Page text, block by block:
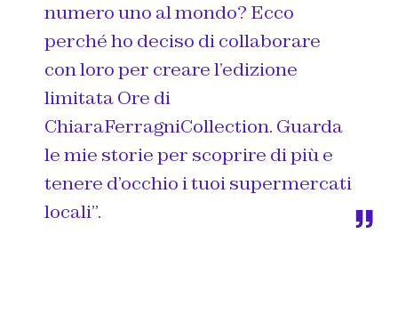
numero uno al mondo? Ecco
perché ho deciso di collaborare
con loro per creare l’edizione
limitata Ore di
ChiaraFerragniCollection. Guarda
le mie storie per scoprire di più e
tenere d’occhio i tuoi supermercati
locali”.